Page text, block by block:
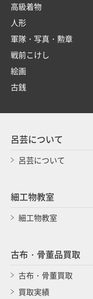
高級着物
人形
軍隊・写真・勲章
戦前こけし
絵画
古銭
呂芸について
呂芸について
細工物教室
細工物教室
古布・骨董品買取
古布・骨董買取
買取実績